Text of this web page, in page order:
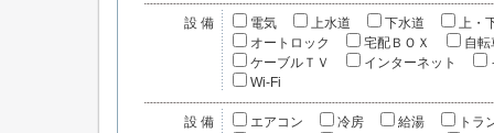
設備 電気 上水道 下水道
上・
オートロック
宅配ＢＯＸ
自転
ケーブルＴＶ
インターネット
Wi-Fi
設備 エアコン 冷房 給湯
トラ